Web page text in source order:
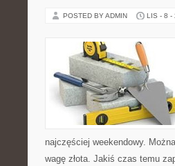
POSTED BY ADMIN LIS - 8 -
najczęściej weekendowy.
wagę złota. Jakiś czas temu